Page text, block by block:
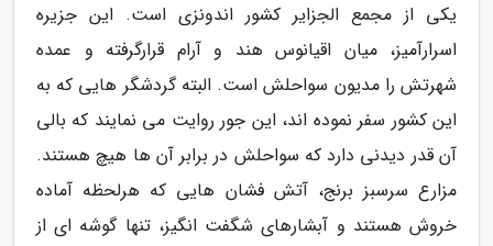
یکی از مجمع الجزایر کشور اندونزی است. این جزیره
اسرارآمیز، میان اقیانوس هند و آرام قرارگرفته و عمده
شهرتش را مدیون سواحلش است. البته گردشگر هایی که به
این کشور سفر نموده اند، این جور روایت می نمایند که بالی
آن قدر دیدنی دارد که سواحلش در برابر آن ها هیچ هستند.
مزارع سرسبز برنج، آتش فشان هایی که هرلحظه آماده
خروش هستند و آبشارهای شگفت انگیز، تنها گوشه ای از